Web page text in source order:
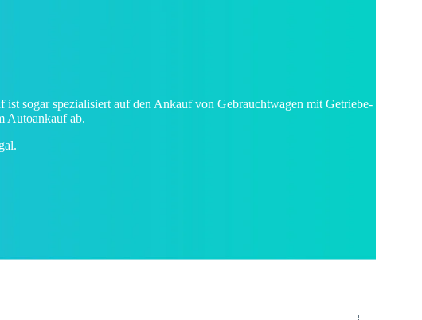
sogar spezialisiert auf den Ankauf von Gebrauchtwagen mit Getriebe-
Autoankauf ab.